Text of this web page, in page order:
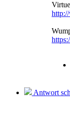
Antwort